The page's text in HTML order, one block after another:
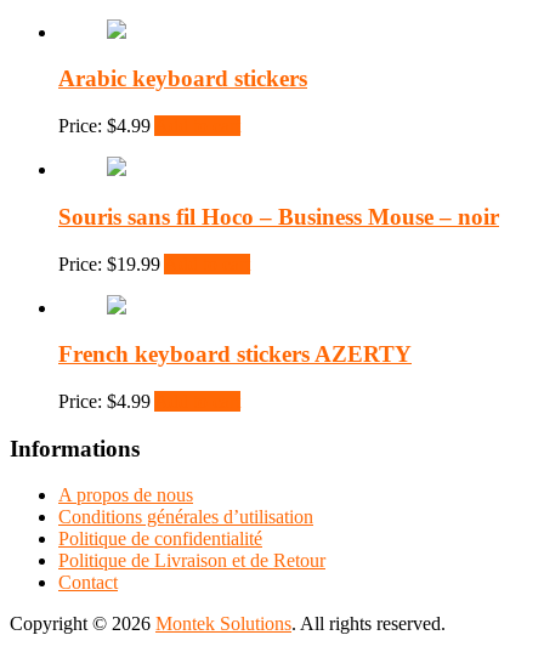
Arabic keyboard stickers
Price: $4.99
Souris sans fil Hoco – Business Mouse – noir
Price: $19.99
French keyboard stickers AZERTY
Price: $4.99
Informations
A propos de nous
Conditions générales d’utilisation
Politique de confidentialité
Politique de Livraison et de Retour
Contact
Copyright © 2026 Montek Solutions. All rights reserved.